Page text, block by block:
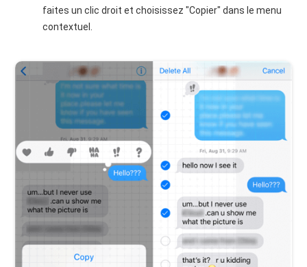
faites un clic droit et choisissez "Copier" dans le menu
contextuel.